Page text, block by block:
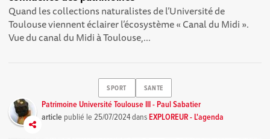
Quand les collections naturalistes de l’Université de
Toulouse viennent éclairer l’écosystème « Canal du Midi ».
Vue du canal du Midi à Toulouse,...
SPORT SANTE
Patrimoine Université Toulouse III - Paul Sabatier
article publié le25/07/2024dansEXPLOREUR - L'agenda